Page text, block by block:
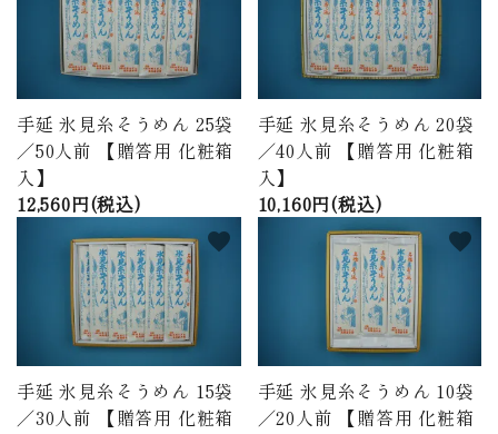
手延 氷見糸そうめん 25袋
／50人前 【贈答用 化粧箱
入】
12,560円(税込)
手延 氷見糸そうめん 20袋
／40人前 【贈答用 化粧箱
入】
10,160円(税込)
手延 氷見糸そうめん 15袋
／30人前 【贈答用 化粧箱
favorite
手延 氷見糸そうめん 10袋
／20人前 【贈答用 化粧箱
favorite